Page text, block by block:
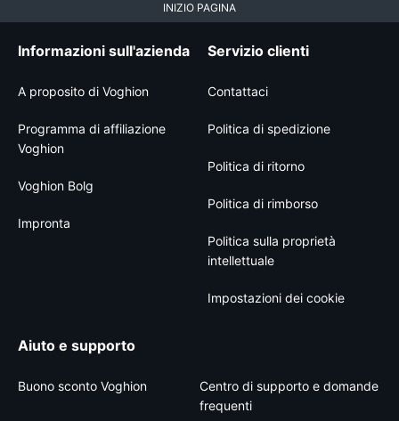
INIZIO PAGINA
Informazioni sull'azienda
A proposito di Voghion
Programma di affiliazione
Voghion
Voghion Bolg
Impronta
Servizio clienti
Contattaci
Politica di spedizione
Politica di ritorno
Politica di rimborso
Politica sulla proprietà
intellettuale
Impostazioni dei cookie
Aiuto e supporto
Buono sconto Voghion
Centro di supporto e domande
frequenti